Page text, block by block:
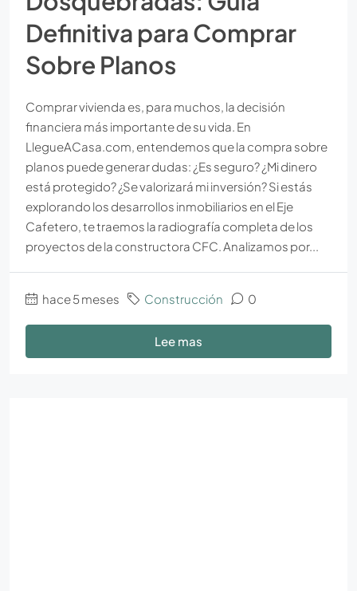
Definitiva para Comprar
Sobre Planos
Comprar vivienda es, para muchos, la decisión
financiera más importante de su vida. En
LlegueACasa.com, entendemos que la compra sobre
planos puede generar dudas: ¿Es seguro? ¿Mi dinero
está protegido? ¿Se valorizará mi inversión? Si estás
explorando los desarrollos inmobiliarios en el Eje
Cafetero, te traemos la radiografía completa de los
proyectos de la constructora CFC. Analizamos por...
hace 5 meses Construcción 0
Lee mas